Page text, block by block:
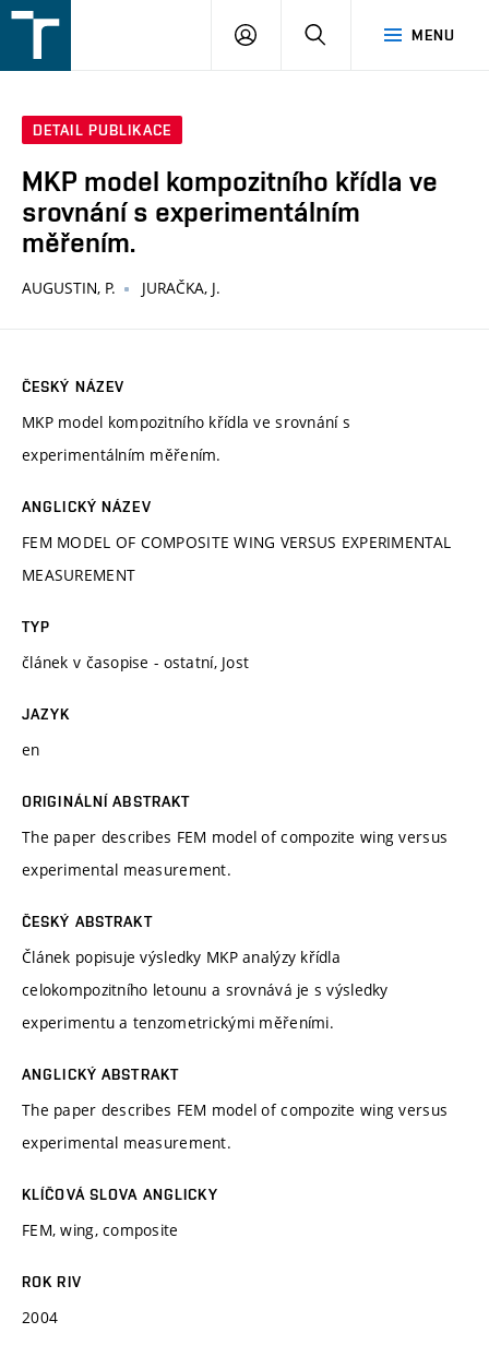
v
MENU
PŘIHLÁŠENÍ
DETAIL PUBLIKACE
MKP model kompozitního křídla ve
srovnání s experimentálním
měřením.
AUGUSTIN, P. JURAČKA, J.
ČESKÝ NÁZEV
MKP model kompozitního křídla ve srovnání s
experimentálním měřením.
ANGLICKÝ NÁZEV
FEM MODEL OF COMPOSITE WING VERSUS EXPERIMENTAL
MEASUREMENT
TYP
článek v časopise - ostatní, Jost
JAZYK
en
ORIGINÁLNÍ ABSTRAKT
The paper describes FEM model of compozite wing versus
experimental measurement.
ČESKÝ ABSTRAKT
Článek popisuje výsledky MKP analýzy křídla
celokompozitního letounu a srovnává je s výsledky
experimentu a tenzometrickými měřeními.
ANGLICKÝ ABSTRAKT
The paper describes FEM model of compozite wing versus
experimental measurement.
KLÍČOVÁ SLOVA ANGLICKY
FEM, wing, composite
ROK RIV
2004